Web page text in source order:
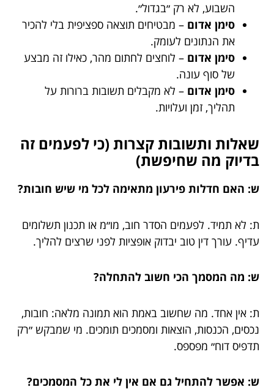
השבוע, לא רק ״בגדול״.
סימן אדום – מבטיחים תוצאה ספציפית בלי להכיר
את הנתונים לעומק.
סימן אדום – לוחצים לחתום מהר, כאילו זה מבצע
של סוף עונה.
סימן אדום – לא מקבלים תשובות ברורות על
תהליך, זמן ועלויות.
שאלות ותשובות קצרות (כי לפעמים זה
בדיוק מה שחיפשת)
ש: האם חדלות פירעון מתאימה לכל מי שיש חובות?
ת: לא תמיד. לפעמים הסדר חוב, מו״מ או תכנון תשלומים
עדיף. עורך דין טוב יבדוק אופציות לפני שרצים להליך.
ש: מה המסמך הכי חשוב להתחלה?
ת: אין אחד. מה שחשוב באמת הוא תמונה מלאה: חובות,
נכסים, הכנסות, הוצאות ומסמכים תומכים. מי שמבקש ״רק
תדפיס דוח״ מפספס.
ש: אפשר להתחיל גם אם אין לי את כל המסמכים?